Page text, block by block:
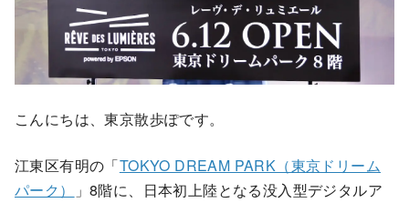
こんにちは、東京散歩ぽです。
江東区有明の「TOKYO DREAM PARK（東京ドリーム
パーク）
」8階に、日本初上陸となる没入型デジタルア